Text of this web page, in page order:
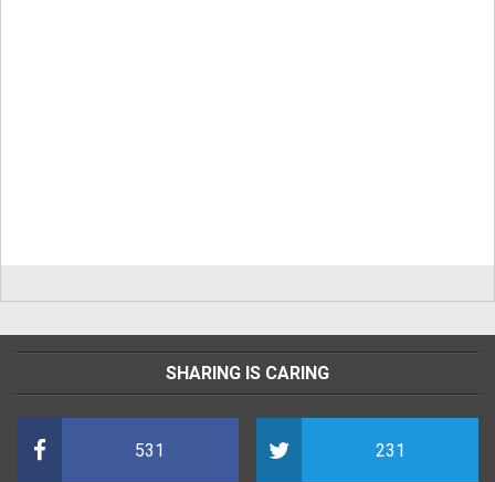
SHARING IS CARING
531 231